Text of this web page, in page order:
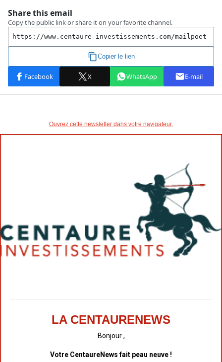
Ouvrez cette newsletter dans votre navigateur.
LA CENTAURENEWS
Bonjour ,
Votre CentaureNews fait peau neuve !